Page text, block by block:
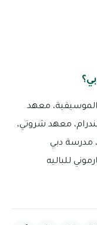
معهد
معهد شروتي،
مدرسة دبي
للباليه